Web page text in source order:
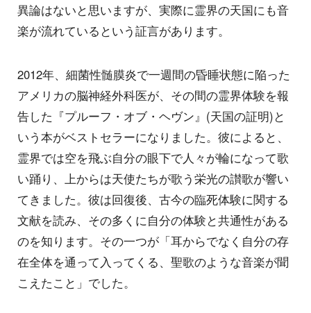
異論はないと思いますが、実際に霊界の天国にも音
楽が流れているという証言があります。
2012年、細菌性髄膜炎で一週間の昏睡状態に陥った
アメリカの脳神経外科医が、その間の霊界体験を報
告した『プルーフ・オブ・ヘヴン』(天国の証明)と
いう本がベストセラーになりました。彼によると、
霊界では空を飛ぶ自分の眼下で人々が輪になって歌
い踊り、上からは天使たちが歌う栄光の讃歌が響い
てきました。彼は回復後、古今の臨死体験に関する
文献を読み、その多くに自分の体験と共通性がある
のを知ります。その一つが「耳からでなく自分の存
在全体を通って入ってくる、聖歌のような音楽が聞
こえたこと」でした。